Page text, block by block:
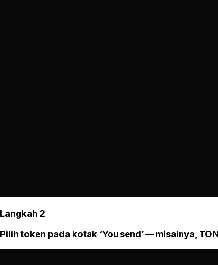
Langkah 2
Pilih token pada kotak ‘You send’ — misalnya,